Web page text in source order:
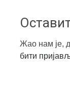
Жао нам је,
бити